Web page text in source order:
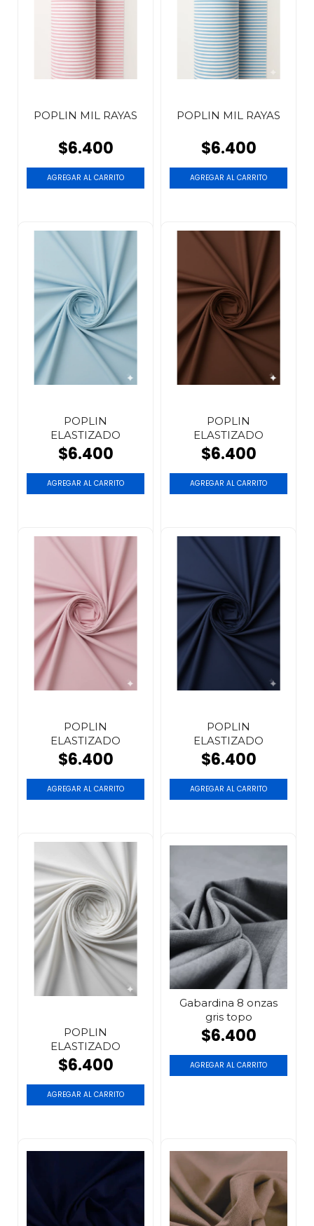
POPLIN MIL RAYAS
$6.400
AGREGAR AL CARRITO
POPLIN MIL RAYAS
$6.400
AGREGAR AL CARRITO
POPLIN
ELASTIZADO
$6.400
AGREGAR AL CARRITO
POPLIN
ELASTIZADO
$6.400
AGREGAR AL CARRITO
POPLIN
ELASTIZADO
$6.400
AGREGAR AL CARRITO
POPLIN
ELASTIZADO
$6.400
AGREGAR AL CARRITO
POPLIN
ELASTIZADO
$6.400
AGREGAR AL CARRITO
Gabardina 8 onzas
gris topo
$6.400
AGREGAR AL CARRITO